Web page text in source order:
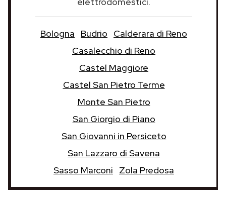
Bologna Budrio
Calderara di Reno
Casalecchio di Reno
Castel Maggiore
Castel San Pietro Terme
Monte San Pietro
San Giorgio di Piano
San Giovanni in Persiceto
San Lazzaro di Savena
Sasso Marconi
Zola Predosa